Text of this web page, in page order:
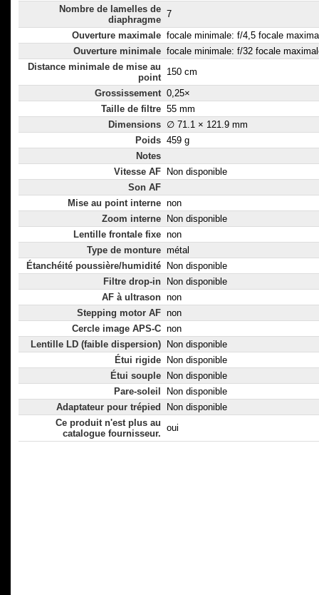
Nombre de lamelles de
diaphragme
7
Ouverture maximale focale minimale: f/4,5 focale
Ouverture minimale focale minimale: f/32 focale
Distance minimale de mise au
point
150 cm
Grossissement 0,25×
Taille de filtre 55 mm
Dimensions ∅ 71.1 × 121.9 mm
Poids 459 g
Notes
Vitesse AF
Non disponible
Son AF
Mise au point interne non
Zoom interne
Non disponible
Lentille frontale fixe non
Type de monture métal
Étanchéité poussière/humidité
Non disponible
Filtre drop-in
Non disponible
AF à ultrason non
Stepping motor AF non
Cercle image APS-C non
Lentille LD (faible dispersion)
Non disponible
Étui rigide
Non disponible
Étui souple
Non disponible
Pare-soleil
Non disponible
Adaptateur pour trépied
Non disponible
Ce produit n'est plus au
catalogue fournisseur.
oui